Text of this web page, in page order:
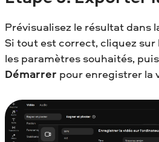
Prévisualisez le résultat dans
Si tout est correct, cliquez sur
les paramètres souhaités,
Démarrer pour enregistrer la